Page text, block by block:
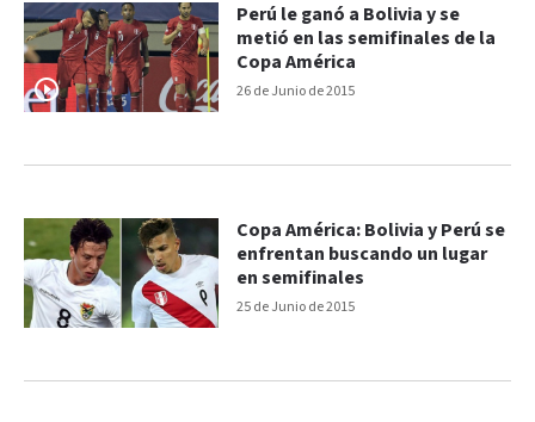
26 de Junio de 2015
Perú le ganó a Bolivia y se
metió en las semifinales de la
Copa América
25 de Junio de 2015
Copa América: Bolivia y Perú se
enfrentan buscando un lugar
en semifinales